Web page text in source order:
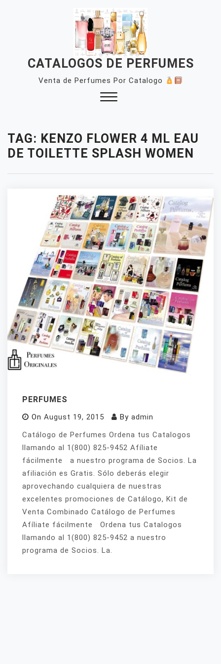
CATALOGOS DE PERFUMES
Venta de Perfumes Por Catalogo
TAG: KENZO FLOWER 4 ML EAU
DE TOILETTE SPLASH WOMEN
PERFUMES
On August 19, 2015 By admin
Catálogo de Perfumes Ordena tus Catalogos
llamando al 1(800) 825-9452 Afíliate
fácilmente a nuestro programa de Socios. La
afiliación es Gratis. Sólo deberás elegir
aprovechando cualquiera de nuestras
excelentes promociones de Catálogo, Kit de
Venta Combinado Catálogo de Perfumes
Afíliate fácilmente Ordena tus Catalogos
llamando al 1(800) 825-9452 a nuestro
programa de Socios. La.